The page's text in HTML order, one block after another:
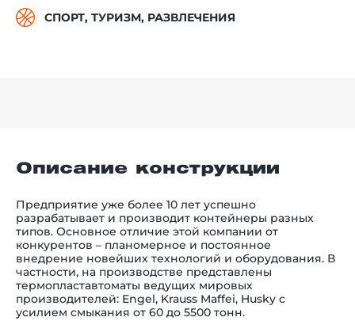
СПОРТ, ТУРИЗМ, РАЗВЛЕЧЕНИЯ
Описание конструкции
Предприятие уже более 10 лет успешно
разрабатывает и производит контейнеры разных
типов. Основное отличие этой компании от
конкурентов – планомерное и постоянное
внедрение новейших технологий и оборудования. В
частности, на производстве представлены
термопластавтоматы ведущих мировых
производителей: Engel, Krauss Maffei, Husky с
усилием смыкания от 60 до 5500 тонн.